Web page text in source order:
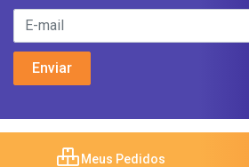
Meus Pedidos